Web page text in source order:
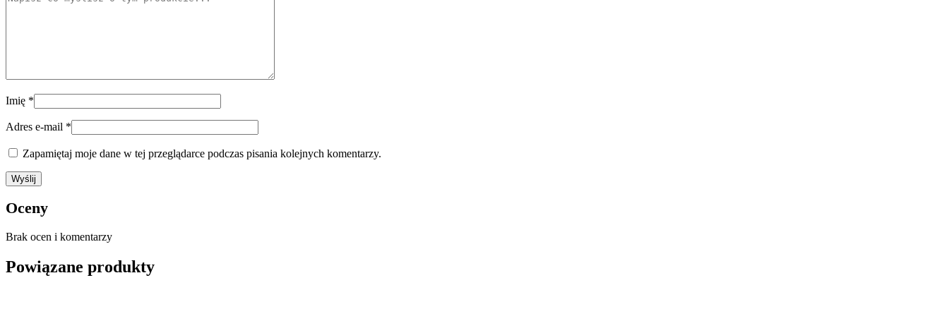
Imię *
Adres e-mail *
Zapamiętaj moje dane w tej przeglądarce podczas pisania kolejnych komentarzy.
Oceny
Brak ocen i komentarzy
Powiązane produkty